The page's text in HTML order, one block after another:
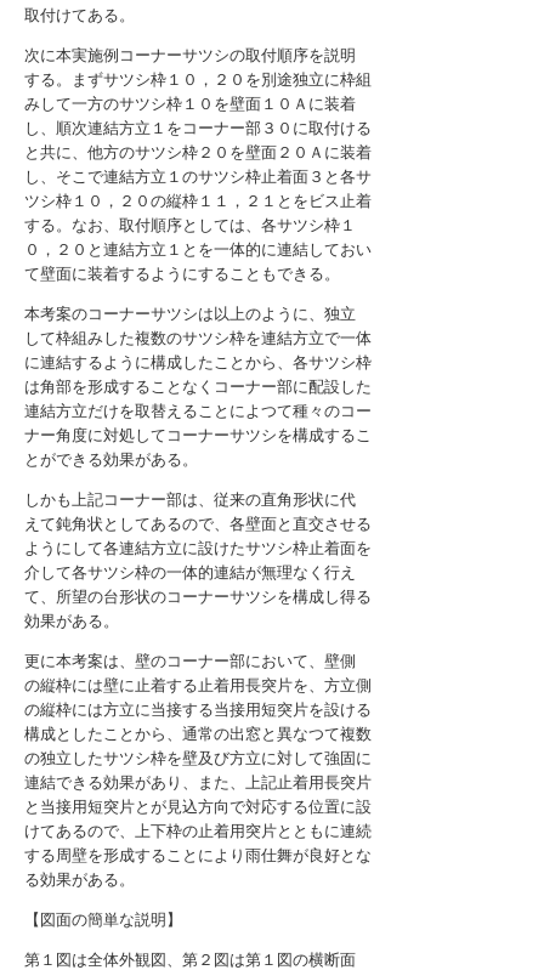
取付けてある。
次に本実施例コーナーサツシの取付順序を説明
する。まずサツシ枠１０，２０を別途独立に枠組
みして一方のサツシ枠１０を壁面１０Ａに装着
し、順次連結方立１をコーナー部３０に取付ける
と共に、他方のサツシ枠２０を壁面２０Ａに装着
し、そこで連結方立１のサツシ枠止着面３と各サ
ツシ枠１０，２０の縦枠１１，２１とをビス止着
する。なお、取付順序としては、各サツシ枠１
０，２０と連結方立１とを一体的に連結しておい
て壁面に装着するようにすることもできる。
本考案のコーナーサツシは以上のように、独立
して枠組みした複数のサツシ枠を連結方立で一体
に連結するように構成したことから、各サツシ枠
は角部を形成することなくコーナー部に配設した
連結方立だけを取替えることによつて種々のコー
ナー角度に対処してコーナーサツシを構成するこ
とができる効果がある。
しかも上記コーナー部は、従来の直角形状に代
えて鈍角状としてあるので、各壁面と直交させる
ようにして各連結方立に設けたサツシ枠止着面を
介して各サツシ枠の一体的連結が無理なく行え
て、所望の台形状のコーナーサツシを構成し得る
効果がある。
更に本考案は、壁のコーナー部において、壁側
の縦枠には壁に止着する止着用長突片を、方立側
の縦枠には方立に当接する当接用短突片を設ける
構成としたことから、通常の出窓と異なつて複数
の独立したサツシ枠を壁及び方立に対して強固に
連結できる効果があり、また、上記止着用長突片
と当接用短突片とが見込方向で対応する位置に設
けてあるので、上下枠の止着用突片とともに連続
する周壁を形成することにより雨仕舞が良好とな
る効果がある。
【図面の簡単な説明】
第１図は全体外観図、第２図は第１図の横断面